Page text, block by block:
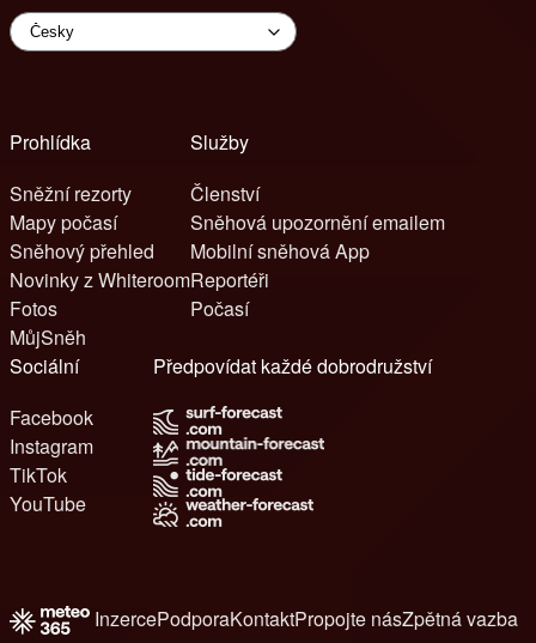
Prohlídka
Sněžní rezorty
Mapy počasí
Sněhový přehled
Novinky z Whiteroom
Fotos
MůjSněh
Služby
Členství
Sněhová upozornění emailem
Mobilní sněhová App
Reportéři
Počasí
Sociální
Facebook
Instagram
TikTok
YouTube
Předpovídat každé dobrodružství
InzercePodporaKontaktPropojte násZpětná vazba